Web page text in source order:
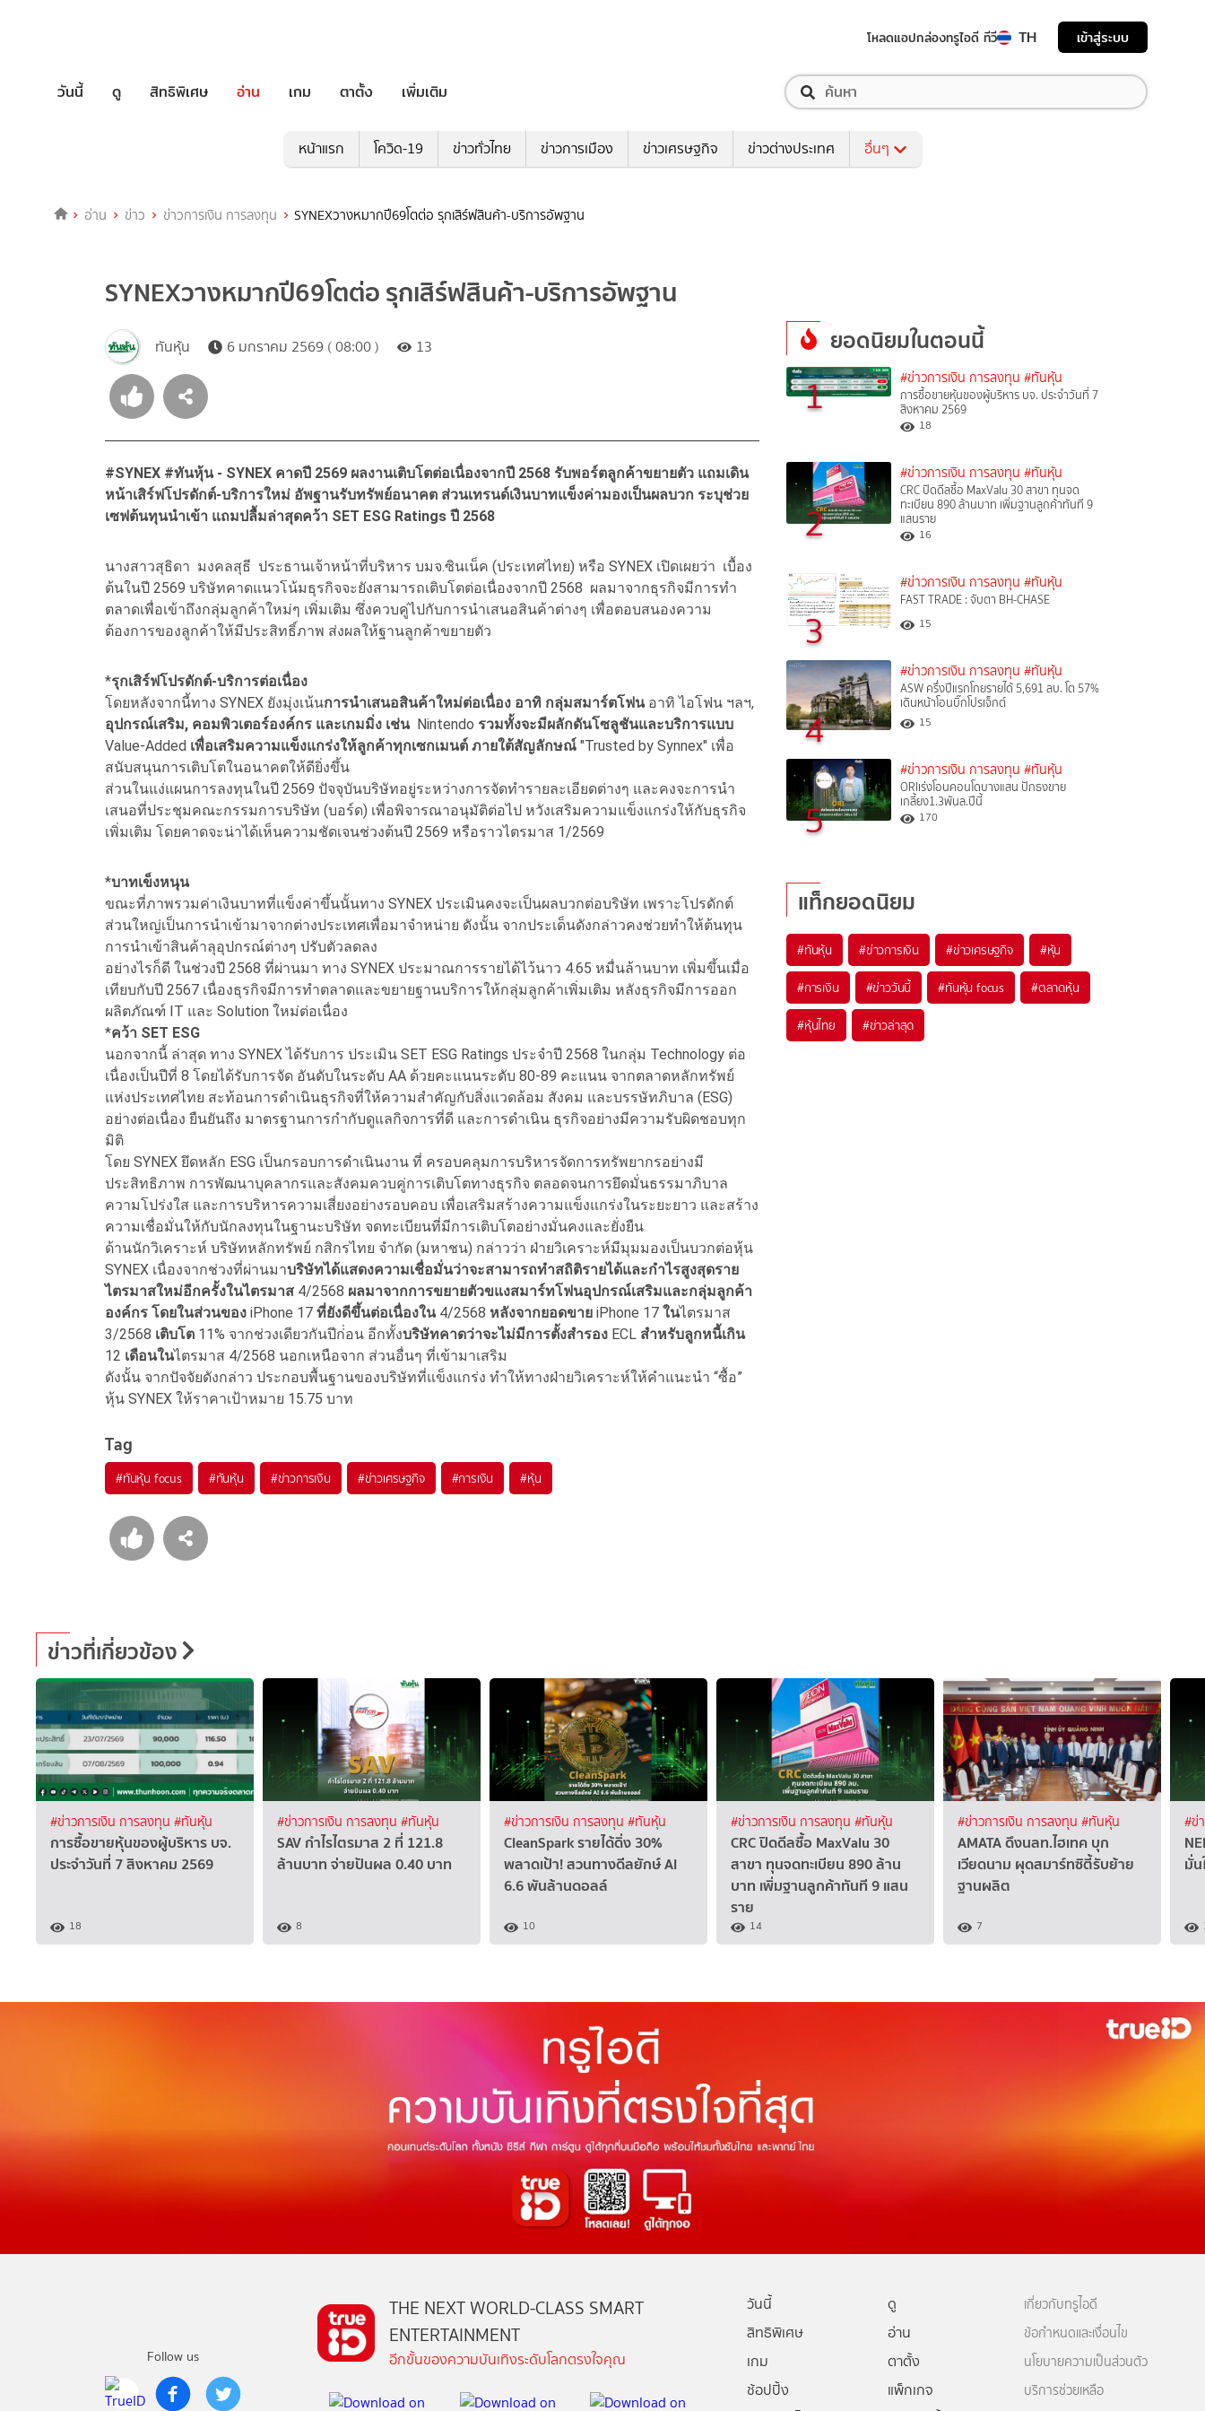
โหลดแอปกล่องทรูไอดี ทีวี TH เข้าสู่ระบบ
วันนี้ ดู สิทธิพิเศษ อ่าน เกม ตาตั้ง เพิ่มเติม
หน้าแรก โควิด-19 ข่าวทั่วไทย ข่าวการเมือง ข่าวเศรษฐกิจ ข่าวต่างประเทศ อื่นๆ
อ่าน ข่าว ข่าวการเงิน การลงทุน SYNEXวางหมากปี69โตต่อ รุกเสิร์ฟสินค้า-บริการอัพฐาน
SYNEXวางหมากปี69โตต่อ รุกเสิร์ฟสินค้า-บริการอัพฐาน
ทันหุ้น 6 มกราคม 2569 ( 08:00 ) 13
#SYNEX #ทันหุ้น - SYNEX คาดปี 2569 ผลงานเติบโตต่อเนื่องจากปี 2568 รับพอร์ตลูกค้าขยายตัว แถมเดิน
หน้าเสิร์ฟโปรดักต์-บริการใหม่ อัพฐานรับทรัพย์อนาคต ส่วนเทรนด์เงินบาทแข็งค่ามองเป็นผลบวก ระบุช่วย
เซฟต้นทุนนำเข้า แถมปลื้มล่าสุดคว้า SET ESG Ratings ปี 2568
นางสาวสุธิดา มงคลสุธี ประธานเจ้าหน้าที่บริหาร บมจ.ซินเน็ค (ประเทศไทย) หรือ SYNEX เปิดเผยว่า เบื้อง
ต้นในปี 2569 บริษัทคาดแนวโน้มธุรกิจจะยังสามารถเติบโตต่อเนื่องจากปี 2568 ผลมาจากธุรกิจมีการทำ
ตลาดเพื่อเข้าถึงกลุ่มลูกค้าใหม่ๆ เพิ่มเติม ซึ่งควบคู่ไปกับการนำเสนอสินค้าต่างๆ เพื่อตอบสนองความ
ต้องการของลูกค้าให้มีประสิทธิ์ภาพ ส่งผลให้ฐานลูกค้าขยายตัว
*รุกเสิร์ฟโปรดักต์-บริการต่อเนื่อง
โดยหลังจากนี้ทาง SYNEX ยังมุ่งเน้นการนำเสนอสินค้าใหม่ต่อเนื่อง อาทิ กลุ่มสมาร์ตโฟน อาทิ ไอโฟน ฯลฯ,
อุปกรณ์เสริม, คอมพิวเตอร์องค์กร และเกมมิ่ง เช่น Nintendo รวมทั้งจะมีผลักดันโซลูชันและบริการแบบ
Value-Added เพื่อเสริมความแข็งแกร่งให้ลูกค้าทุกเซกเมนต์ ภายใต้สัญลักษณ์ "Trusted by Synnex" เพื่อ
สนับสนุนการเติบโตในอนาคตให้ดียิ่งขึ้น
ส่วนในแง่แผนการลงทุนในปี 2569 ปัจจุบันบริษัทอยู่ระหว่างการจัดทำรายละเอียดต่างๆ และคงจะการนำ
เสนอที่ประชุมคณะกรรมการบริษัท (บอร์ด) เพื่อพิจารณาอนุมัติต่อไป หวังเสริมความแข็งแกร่งให้กับธุรกิจ
เพิ่มเติม โดยคาดจะน่าได้เห็นความชัดเจนช่วงต้นปี 2569 หรือราวไตรมาส 1/2569
*บาทเข็งหนุน
ขณะที่ภาพรวมค่าเงินบาทที่แข็งค่าขึ้นนั้นทาง SYNEX ประเมินคงจะเป็นผลบวกต่อบริษัท เพราะโปรดักต์
ส่วนใหญ่เป็นการนำเข้ามาจากต่างประเทศเพื่อมาจำหน่าย ดังนั้น จากประเด็นดังกล่าวคงช่วยทำให้ต้นทุน
การนำเข้าสินค้าลุอุปกรณ์ต่างๆ ปรับตัวลดลง
อย่างไรก็ดี ในช่วงปี 2568 ที่ผ่านมา ทาง SYNEX ประมาณการรายได้ไว้นาว 4.65 หมื่นล้านบาท เพิ่มขึ้นเมื่อ
เทียบกับปี 2567 เนื่องธุรกิจมีการทำตลาดและขยายฐานบริการให้กลุ่มลูกค้าเพิ่มเติม หลังธุรกิจมีการออก
ผลิตภัณฑ์ IT และ Solution ใหม่ต่อเนื่อง
*คว้า SET ESG
นอกจากนี้ ล่าสุด ทาง SYNEX ได้รับการ ประเมิน SET ESG Ratings ประจำปี 2568 ในกลุ่ม Technology ต่อ
เนื่องเป็นปีที่ 8 โดยได้รับการจัด อันดับในระดับ AA ด้วยคะแนนระดับ 80-89 คะแนน จากตลาดหลักทรัพย์
แห่งประเทศไทย สะท้อนการดำเนินธุรกิจที่ให้ความสำคัญกับสิ่งแวดล้อม สังคม และบรรษัทภิบาล (ESG)
อย่างต่อเนื่อง ยืนยันถึง มาตรฐานการกำกับดูแลกิจการที่ดี และการดำเนิน ธุรกิจอย่างมีความรับผิดชอบทุก
มิติ
โดย SYNEX ยึดหลัก ESG เป็นกรอบการดำเนินงาน ที่ ครอบคลุมการบริหารจัดการทรัพยากรอย่างมี
ประสิทธิภาพ การพัฒนาบุคลากรและสังคมควบคู่การเติบโตทางธุรกิจ ตลอดจนการยึดมั่นธรรมาภิบาล
ความโปร่งใส และการบริหารความเสี่ยงอย่างรอบคอบ เพื่อเสริมสร้างความแข็งแกร่งในระยะยาว และสร้าง
ความเชื่อมั่นให้กับนักลงทุนในฐานะบริษัท จดทะเบียนที่มีการเติบโตอย่างมั่นคงและยั่งยืน
ด้านนักวิเคราะห์ บริษัทหลักทรัพย์ กสิกรไทย จำกัด (มหาชน) กล่าวว่า ฝ่ายวิเคราะห์มีมุมมองเป็นบวกต่อหุ้น
SYNEX เนื่องจากช่วงที่ผ่านมาบริษัทได้แสดงความเชื่อมั่นว่าจะสามารถทำสถิติรายได้และกำไรสูงสุดราย
ไตรมาสใหม่อีกครั้งในไตรมาส 4/2568 ผลมาจากการขยายตัวขแงสมาร์ทโฟนอุปกรณ์เสริมและกลุ่มลูกค้า
องค์กร โดยในส่วนของ iPhone 17 ที่ยังดีขึ้นต่อเนื่องใน 4/2568 หลังจากยอดขาย iPhone 17 ในไตรมาส
3/2568 เติบโต 11% จากช่วงเดียวกันปีก่่อน อีกทั้งบริษัทคาดว่าจะไม่มีการตั้งสำรอง ECL สำหรับลูกหนี้เกิน
12 เดือนในไตรมาส 4/2568 นอกเหนือจาก ส่วนอื่นๆ ที่เข้ามาเสริม
ดังนั้น จากปัจจัยดังกล่าว ประกอบพื้นฐานของบริษัทที่แข็งแกร่ง ทำให้ทางฝ่ายวิเคราะห์ให้คำแนะนำ “ซื้อ”
หุ้น SYNEX ให้ราคาเป้าหมาย 15.75 บาท
Tag
#ทันหุ้น focus #ทันหุ้น #ข่าวการเงิน #ข่าวเศรษฐกิจ #การเงิน #หุ้น
ยอดนิยมในตอนนี้
1 #ข่าวการเงิน การลงทุน #ทันหุ้น
การซื้อขายหุ้นของผู้บริหาร บจ. ประจำวันที่ 7
สิงหาคม 2569
18
2
#ข่าวการเงิน การลงทุน #ทันหุ้น
CRC ปิดดีลซื้อ MaxValu 30 สาขา ทุนจด
ทะเบียน 890 ล้านบาท เพิ่มฐานลูกค้าทันที 9
แสนราย
16
3
#ข่าวการเงิน การลงทุน #ทันหุ้น
FAST TRADE : จับตา BH-CHASE
15
4
#ข่าวการเงิน การลงทุน #ทันหุ้น
ASW ครึ่งปีแรกโกยรายได้ 5,691 ลบ. โต 57%
เดินหน้าโอนบิ๊กโปรเจ็กต์
15
5
#ข่าวการเงิน การลงทุน #ทันหุ้น
ORIเร่งโอนคอนโดบางแสน ปักธงขาย
เกลี้ยง1.3พันล.ปีนี้
170
แท็กยอดนิยม
#ทันหุ้น #ข่าวการเงิน #ข่าวเศรษฐกิจ #หุ้น
#การเงิน #ข่าววันนี้ #ทันหุ้น focus #ตลาดหุ้น
#หุ้นไทย #ข่าวล่าสุด
ข่าวที่เกี่ยวข้อง
#ข่าวการเงิน การลงทุน #ทันหุ้น
การซื้อขายหุ้นของผู้บริหาร บจ.
ประจำวันที่ 7 สิงหาคม 2569
18
#ข่าวการเงิน การลงทุน #ทันหุ้น
SAV กำไรไตรมาส 2 ที่ 121.8
ล้านบาท จ่ายปันผล 0.40 บาท
8
#ข่าวการเงิน การลงทุน #ทันหุ้น
CleanSpark รายได้ดิ่ง 30%
พลาดเป้า! สวนทางดีลยักษ์ AI
6.6 พันล้านดอลล์
10
#ข่าวการเงิน การลงทุน #ทันหุ้น
CRC ปิดดีลซื้อ MaxValu 30
สาขา ทุนจดทะเบียน 890 ล้าน
บาท เพิ่มฐานลูกค้าทันที 9 แสน
ราย
14
#ข่าวการเงิน การลงทุน #ทันหุ้น
AMATA ดึงนลท.ไฮเทค บุก
เวียดนาม ผุดสมาร์ทซิตี้รับย้าย
ฐานผลิต
7
#ข่
มั่
Follow us
THE NEXT WORLD-CLASS SMART
ENTERTAINMENT
อีกขั้นของความบันเทิงระดับโลกตรงใจคุณ
วันนี้
ดู
สิทธิพิเศษ
อ่าน
เกม
ตาตั้ง
ช้อปปิ้ง
แพ็กเกจ
เกี่ยวกับทรูไอดี
ข้อกำหนดและเงื่อนไข
นโยบายความเป็นส่วนตัว
บริการช่วยเหลือ